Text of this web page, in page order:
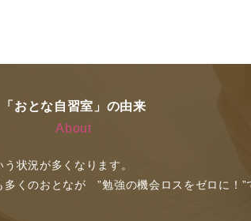
「おとな自習室」の由来
About
状況が多くなります。
くのおとなが ”勉強の機会ロスをゼロに！